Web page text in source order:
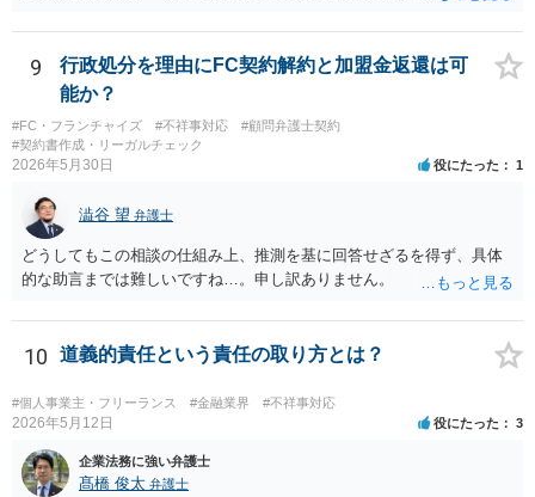
っとも、裁判所は「慣習」を容易には認めませんから、Aの主張に重き
をおくほうがよろしいと思います。 Aの主張で重要になるのは、例え
ば ・相手方建築業者が「当初払う」と言っていた事実、経緯、内容 ・
貴社が相手方建築業者に対して紹介料支払いを求めた事実 、経緯、内
容 ・相手方建築業者が過去に紹介料を支払った事実 ・相手方建築業者
が施主に対して紹介料支払いを前提とする言動をしていたかどうか な
関係を説明して見通しを立て、相手方建築業者に対する請求を行なっ
ていくことになると思います。
9
行政処分を理由にFC契約解約と加盟金返還は可
能か？
#FC・フランチャイズ #不祥事対応
#顧問弁護士契約
#契約書作成・リーガルチェック
2026年5月30日 役にたった 1
澁谷 望 弁護士
どうしてもこの相談の仕組み上、推測を基に回答せざるを得ず、具体
的な助言までは難しいですね…。申し訳ありません。
10 道義的責任という責任の取り方とは？
#個人事業主・フリーランス #金融業界 #不祥事対応
2026年5月12日 役にたった 3
企業法務に強い弁護士
髙橋 俊太 弁護士